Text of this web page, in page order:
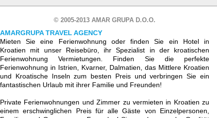
© 2005-2013 AMAR GRUPA D.O.O.
AMARGRUPA TRAVEL AGENCY
Mieten Sie eine Ferienwohnung oder finden Sie ein Hotel in
Kroatien mit unser Reisebüro, ihr Spezialist in der kroatischen
Ferienwohnung Vermietungen. Finden Sie die perfekte
Ferienwohnung in Istrien, Kvarner, Dalmatien, das Mittlere Kroatien
und Kroatische Inseln zum besten Preis und verbringen Sie ein
fantastischen Urlaub mit ihrer Familie und Freunden!
Private Ferienwohnungen und Zimmer zu vermieten in Kroatien zu
einem erschwinglichen Preis für alle Gäste von Einzelpersonen,